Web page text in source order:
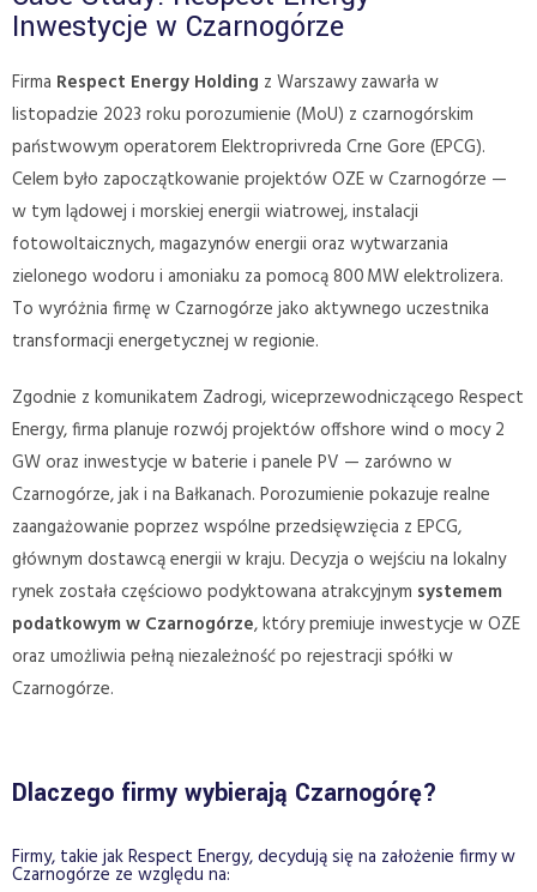
Inwestycje w Czarnogórze
Firma Respect Energy Holding z Warszawy zawarła w
listopadzie 2023 roku porozumienie (MoU) z czarnogórskim
państwowym operatorem Elektroprivreda Crne Gore (EPCG).
Celem było zapoczątkowanie projektów OZE w Czarnogórze —
w tym lądowej i morskiej energii wiatrowej, instalacji
fotowoltaicznych, magazynów energii oraz wytwarzania
zielonego wodoru i amoniaku za pomocą 800 MW elektrolizera.
To wyróżnia firmę w Czarnogórze jako aktywnego uczestnika
transformacji energetycznej w regionie.
Zgodnie z komunikatem Zadrogi, wiceprzewodniczącego Respect
Energy, firma planuje rozwój projektów offshore wind o mocy 2
GW oraz inwestycje w baterie i panele PV — zarówno w
Czarnogórze, jak i na Bałkanach. Porozumienie pokazuje realne
zaangażowanie poprzez wspólne przedsięwzięcia z EPCG,
głównym dostawcą energii w kraju. Decyzja o wejściu na lokalny
rynek została częściowo podyktowana atrakcyjnym systemem
podatkowym w Czarnogórze, który premiuje inwestycje w OZE
oraz umożliwia pełną niezależność po rejestracji spółki w
Czarnogórze.
Dlaczego firmy wybierają Czarnogórę?
Firmy, takie jak Respect Energy, decydują się na założenie firmy w
Czarnogórze ze względu na: